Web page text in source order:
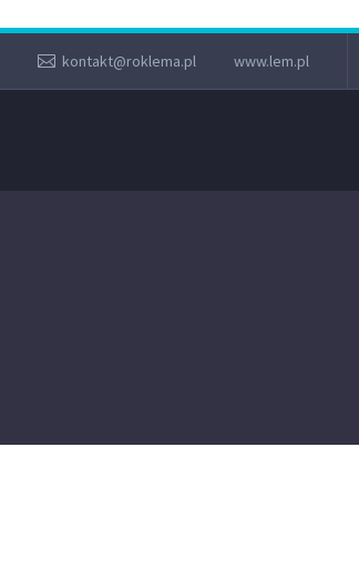
kontakt@roklema.pl www.lem.pl